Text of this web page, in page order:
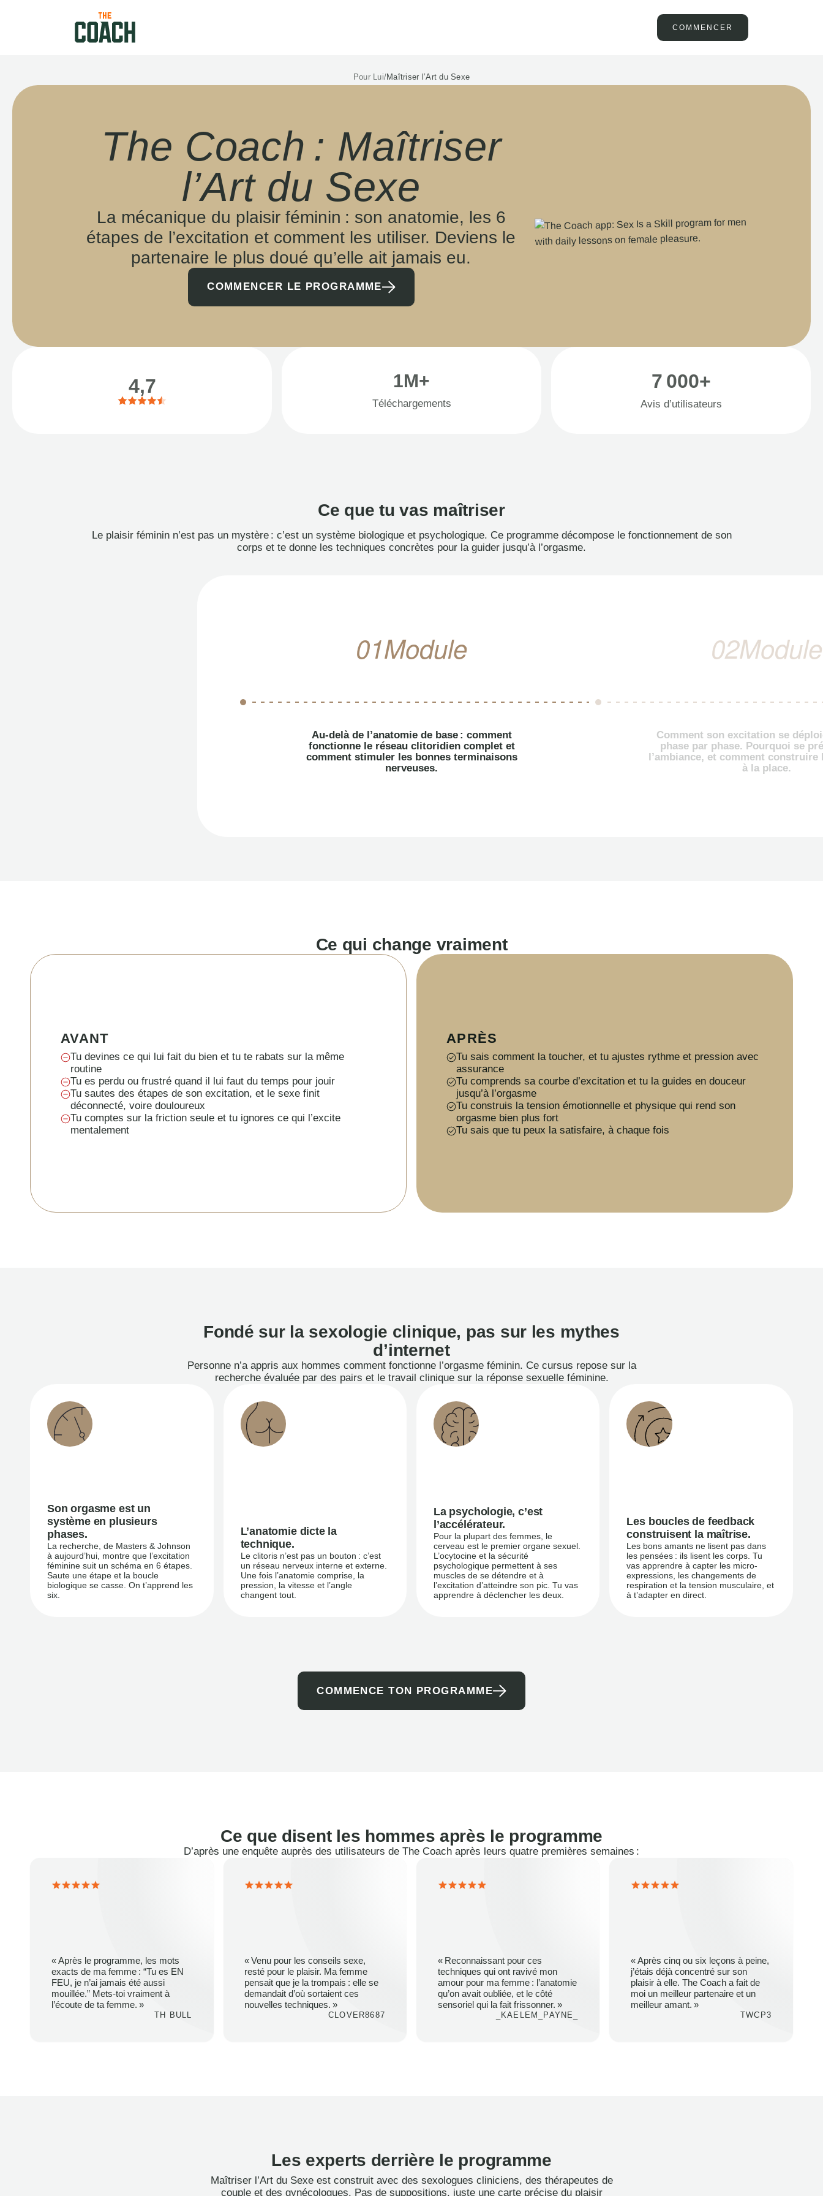
COMMENCER
Pour Lui/Maîtriser l’Art du Sexe
The Coach : Maîtriser
l’Art du Sexe
La mécanique du plaisir féminin : son anatomie, les 6
étapes de l’excitation et comment les utiliser. Deviens le
partenaire le plus doué qu’elle ait jamais eu.
COMMENCER LE PROGRAMME
4,7 1M+
Téléchargements
7 000+
Avis d’utilisateurs
Ce que tu vas maîtriser
Le plaisir féminin n’est pas un mystère : c’est un système biologique et psychologique. Ce programme décompose le fonctionnement de son
corps et te donne les techniques concrètes pour la guider jusqu’à l’orgasme.
01Module
Au-delà de l’anatomie de base : comment
fonctionne le réseau clitoridien complet et
comment stimuler les bonnes terminaisons
nerveuses.
02Module
Comment son excitation se
phase par phase. Pourquoi se
l’ambiance, et comment construire
à la place.
Ce qui change vraiment
AVANT
Tu devines ce qui lui fait du bien et tu te rabats sur la même
routine
Tu es perdu ou frustré quand il lui faut du temps pour jouir
Tu sautes des étapes de son excitation, et le sexe finit
déconnecté, voire douloureux
Tu comptes sur la friction seule et tu ignores ce qui l’excite
mentalement
APRÈS
Tu sais comment la toucher, et tu ajustes rythme et pression avec
assurance
Tu comprends sa courbe d’excitation et tu la guides en douceur
jusqu’à l’orgasme
Tu construis la tension émotionnelle et physique qui rend son
orgasme bien plus fort
Tu sais que tu peux la satisfaire, à chaque fois
Fondé sur la sexologie clinique, pas sur les mythes
d’internet
Personne n’a appris aux hommes comment fonctionne l’orgasme féminin. Ce cursus repose sur la
recherche évaluée par des pairs et le travail clinique sur la réponse sexuelle féminine.
Son orgasme est un
système en plusieurs
phases.
La recherche, de Masters & Johnson
à aujourd’hui, montre que l’excitation
féminine suit un schéma en 6 étapes.
Saute une étape et la boucle
biologique se casse. On t’apprend les
six.
L’anatomie dicte la
technique.
Le clitoris n’est pas un bouton : c’est
un réseau nerveux interne et externe.
Une fois l’anatomie comprise, la
pression, la vitesse et l’angle
changent tout.
La psychologie, c’est
l’accélérateur.
Pour la plupart des femmes, le
cerveau est le premier organe sexuel.
L’ocytocine et la sécurité
psychologique permettent à ses
muscles de se détendre et à
l’excitation d’atteindre son pic. Tu vas
apprendre à déclencher les deux.
Les boucles de feedback
construisent la maîtrise.
Les bons amants ne lisent pas dans
les pensées : ils lisent les corps. Tu
vas apprendre à capter les micro-
expressions, les changements de
respiration et la tension musculaire, et
à t’adapter en direct.
COMMENCE TON PROGRAMME
Ce que disent les hommes après le programme
D’après une enquête auprès des utilisateurs de The Coach après leurs quatre premières semaines :
« Après le programme, les mots
exacts de ma femme : “Tu es EN
FEU, je n’ai jamais été aussi
mouillée.” Mets-toi vraiment à
l’écoute de ta femme. »
TH BULL
« Venu pour les conseils sexe,
resté pour le plaisir. Ma femme
pensait que je la trompais : elle se
demandait d’où sortaient ces
nouvelles techniques. »
CLOVER8687
« Reconnaissant pour ces
techniques qui ont ravivé mon
amour pour ma femme : l’anatomie
qu’on avait oubliée, et le côté
sensoriel qui la fait frissonner. »
_KAELEM_PAYNE_
« Après cinq ou six leçons à peine,
j’étais déjà concentré sur son
plaisir à elle. The Coach a fait de
moi un meilleur partenaire et un
meilleur amant. »
TWCP3
Les experts derrière le programme
Maîtriser l’Art du Sexe est construit avec des sexologues cliniciens, des thérapeutes de
couple et des gynécologues. Pas de suppositions, juste une carte précise du plaisir